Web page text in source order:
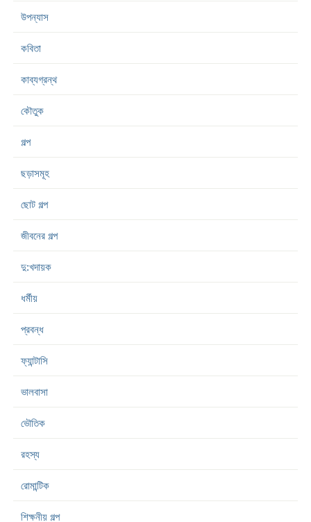
উপন্যাস
কবিতা
কাব্যগ্রন্থ
কৌতুক
গল্প
ছড়াসমূহ
ছোট গল্প
জীবনের গল্প
দু:খদায়ক
ধর্মীয়
প্রবন্ধ
ফ্যান্টাসি
ভালবাসা
ভৌতিক
রহস্য
রোমান্টিক
শিক্ষনীয় গল্প